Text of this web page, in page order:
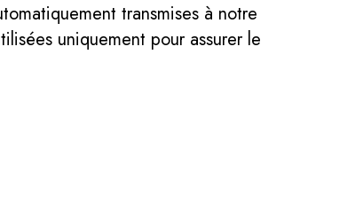
transmises à notre
uniquement pour assurer le